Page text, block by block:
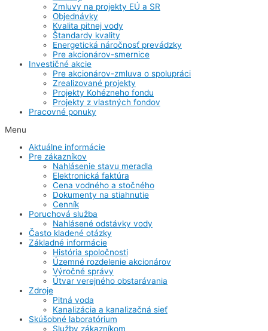
Zmluvy na projekty EÚ a SR
Objednávky
Kvalita pitnej vody
Štandardy kvality
Energetická náročnosť prevádzky
Pre akcionárov-smernice
Investičné akcie
Pre akcionárov-zmluva o spolupráci
Zrealizované projekty
Projekty Kohézneho fondu
Projekty z vlastných fondov
Pracovné ponuky
Menu
Aktuálne informácie
Pre zákazníkov
Nahlásenie stavu meradla
Elektronická faktúra
Cena vodného a stočného
Dokumenty na stiahnutie
Cenník
Poruchová služba
Nahlásené odstávky vody
Často kladené otázky
Základné informácie
História spoločnosti
Územné rozdelenie akcionárov
Výročné správy
Útvar verejného obstarávania
Zdroje
Pitná voda
Kanalizácia a kanalizačná sieť
Skúšobné laboratórium
Služby zákazníkom